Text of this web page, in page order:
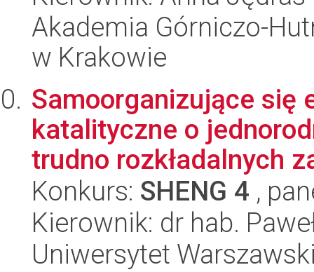
Akademia Górniczo-
w Krakowie
Samoorganizujące się
katalityczne o
trudno rozkładalnych
Konkurs: SHENG 4 ,
Kierownik: dr hab.
Uniwersytet